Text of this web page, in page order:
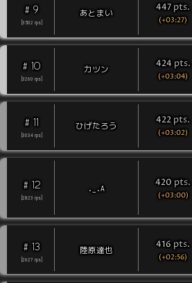
# 9
3502 rps
あとまい 447 pts.
(+03:27)
# 10
3260 rps
カツン 424 pts.
(+03:04)
# 11
3034 rps
ひげたろう 422 pts.
(+03:02)
# 12
2823 rps
._.A 420 pts.
(+03:00)
# 13
2627 rps
陸原達也 416 pts.
(+02:56)